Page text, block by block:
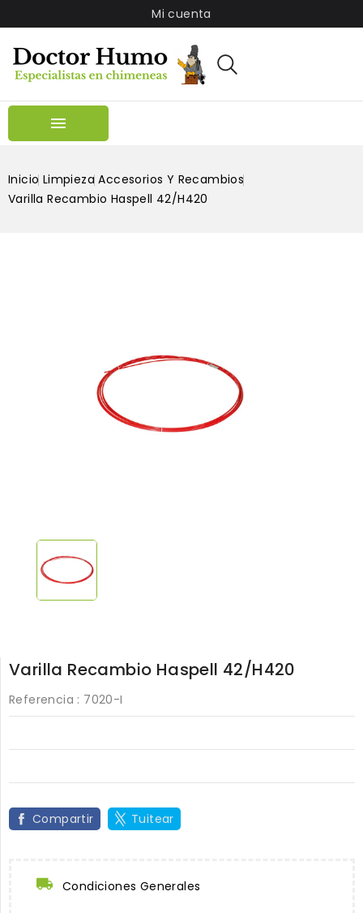
Mi cuenta

Inicio Limpieza Accesorios Y Recambios
Varilla Recambio Haspell 42/H420
Varilla Recambio Haspell 42/H420
Referencia : 7020-I
Compartir Tuitear
Condiciones Generales